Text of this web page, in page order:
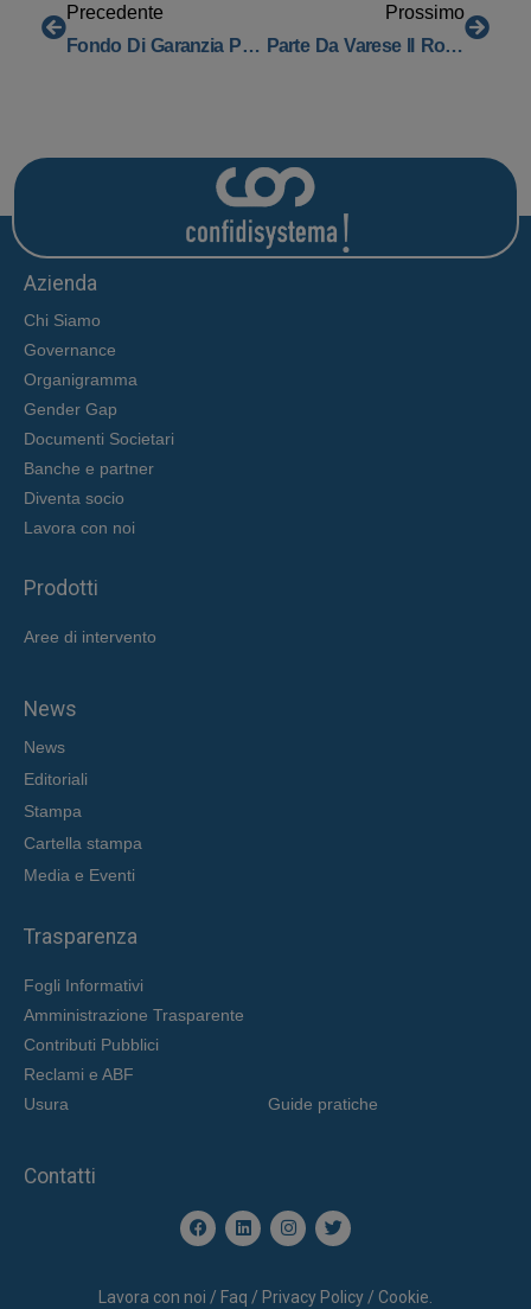
Precedente
Fondo Di Garanzia PMI Prorogato Al 2026: Continuità Di Un Supporto Fondamentale Alle Imprese
Prossimo
Parte Da Varese Il Road Show “Valore X – Idee Per Crescere Insieme” Per I 10 Anni Di Confidi Systema!
Azienda
Chi Siamo
Governance
Organigramma
Gender Gap
Documenti Societari
Banche e partner
Diventa socio
Lavora con noi
Prodotti
Aree di intervento
News
News
Editoriali
Stampa
Cartella stampa
Media e Eventi
Trasparenza
Fogli Informativi
Amministrazione Trasparente
Contributi Pubblici
Reclami e ABF
Usura
Guide pratiche
Contatti
Lavora con noi / Faq / Privacy Policy / Cookie.